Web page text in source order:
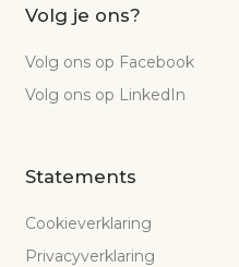
Volg je ons?
Volg ons op Facebook
Volg ons op LinkedIn
Statements
Cookieverklaring
Privacyverklaring